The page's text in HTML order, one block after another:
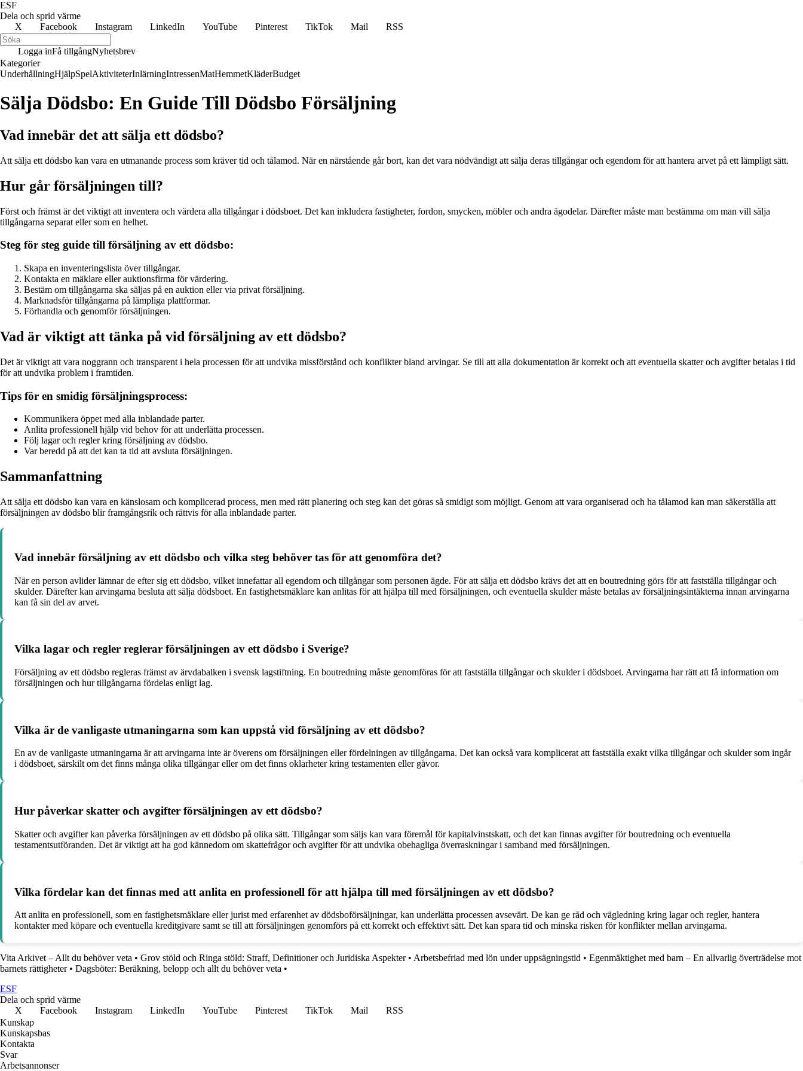
ESF
Dela och sprid värme
X
Facebook Instagram LinkedIn YouTube Pinterest TikTok Mail RSS
Logga inFå tillgångNyhetsbrev
Kategorier
UnderhållningHjälpSpelAktiviteterInlärningIntressenMatHemmetKläderBudget
Sälja Dödsbo: En Guide Till Dödsbo Försäljning
Vad innebär det att sälja ett dödsbo?
Att sälja ett dödsbo kan vara en utmanande process som kräver tid och tålamod. När en närstående går bort, kan det vara nödvändigt att sälja deras tillgångar och egendom för att hantera arvet på ett lämpligt sätt.
Hur går försäljningen till?
Först och främst är det viktigt att inventera och värdera alla tillgångar i dödsboet. Det kan inkludera fastigheter, fordon, smycken, möbler och andra ägodelar. Därefter måste man bestämma om man vill sälja
tillgångarna separat eller som en helhet.
Steg för steg guide till försäljning av ett dödsbo:
Skapa en inventeringslista över tillgångar.
Kontakta en mäklare eller auktionsfirma för värdering.
Bestäm om tillgångarna ska säljas på en auktion eller via privat försäljning.
Marknadsför tillgångarna på lämpliga plattformar.
Förhandla och genomför försäljningen.
Vad är viktigt att tänka på vid försäljning av ett dödsbo?
Det är viktigt att vara noggrann och transparent i hela processen för att undvika missförstånd och konflikter bland arvingar. Se till att alla dokumentation är korrekt och att eventuella skatter och avgifter betalas i tid
för att undvika problem i framtiden.
Tips för en smidig försäljningsprocess:
Kommunikera öppet med alla inblandade parter.
Anlita professionell hjälp vid behov för att underlätta processen.
Följ lagar och regler kring försäljning av dödsbo.
Var beredd på att det kan ta tid att avsluta försäljningen.
Sammanfattning
Att sälja ett dödsbo kan vara en känslosam och komplicerad process, men med rätt planering och steg kan det göras så smidigt som möjligt. Genom att vara organiserad och ha tålamod kan man säkerställa att
försäljningen av dödsbo blir framgångsrik och rättvis för alla inblandade parter.
Vad innebär försäljning av ett dödsbo och vilka steg behöver tas för att genomföra det?
När en person avlider lämnar de efter sig ett dödsbo, vilket innefattar all egendom och tillgångar som personen ägde. För att sälja ett dödsbo krävs det att en boutredning görs för att fastställa tillgångar och
skulder. Därefter kan arvingarna besluta att sälja dödsboet. En fastighetsmäklare kan anlitas för att hjälpa till med försäljningen, och eventuella skulder måste betalas av försäljningsintäkterna innan arvingarna
kan få sin del av arvet.
Vilka lagar och regler reglerar försäljningen av ett dödsbo i Sverige?
Försäljning av ett dödsbo regleras främst av ärvdabalken i svensk lagstiftning. En boutredning måste genomföras för att fastställa tillgångar och skulder i dödsboet. Arvingarna har rätt att få information om
försäljningen och hur tillgångarna fördelas enligt lag.
Vilka är de vanligaste utmaningarna som kan uppstå vid försäljning av ett dödsbo?
En av de vanligaste utmaningarna är att arvingarna inte är överens om försäljningen eller fördelningen av tillgångarna. Det kan också vara komplicerat att fastställa exakt vilka tillgångar och skulder som ingår
i dödsboet, särskilt om det finns många olika tillgångar eller om det finns oklarheter kring testamenten eller gåvor.
Hur påverkar skatter och avgifter försäljningen av ett dödsbo?
Skatter och avgifter kan påverka försäljningen av ett dödsbo på olika sätt. Tillgångar som säljs kan vara föremål för kapitalvinstskatt, och det kan finnas avgifter för boutredning och eventuella
testamentsutföranden. Det är viktigt att ha god kännedom om skattefrågor och avgifter för att undvika obehagliga överraskningar i samband med försäljningen.
Vilka fördelar kan det finnas med att anlita en professionell för att hjälpa till med försäljningen av ett dödsbo?
Att anlita en professionell, som en fastighetsmäklare eller jurist med erfarenhet av dödsboförsäljningar, kan underlätta processen avsevärt. De kan ge råd och vägledning kring lagar och regler, hantera
kontakter med köpare och eventuella kreditgivare samt se till att försäljningen genomförs på ett korrekt och effektivt sätt. Det kan spara tid och minska risken för konflikter mellan arvingarna.
Vita Arkivet – Allt du behöver veta • Grov stöld och Ringa stöld: Straff, Definitioner och Juridiska Aspekter• Arbetsbefriad med lön under uppsägningstid • Egenmäktighet med barn – En allvarlig överträdelse mot
barnets rättigheter• Dagsböter: Beräkning, belopp och allt du behöver veta •
ESF
Dela och sprid värme
X
Facebook Instagram LinkedIn YouTube Pinterest TikTok Mail
RSS
Kunskap
Kunskapsbas
Kontakta
Svar
Arbetsannonser